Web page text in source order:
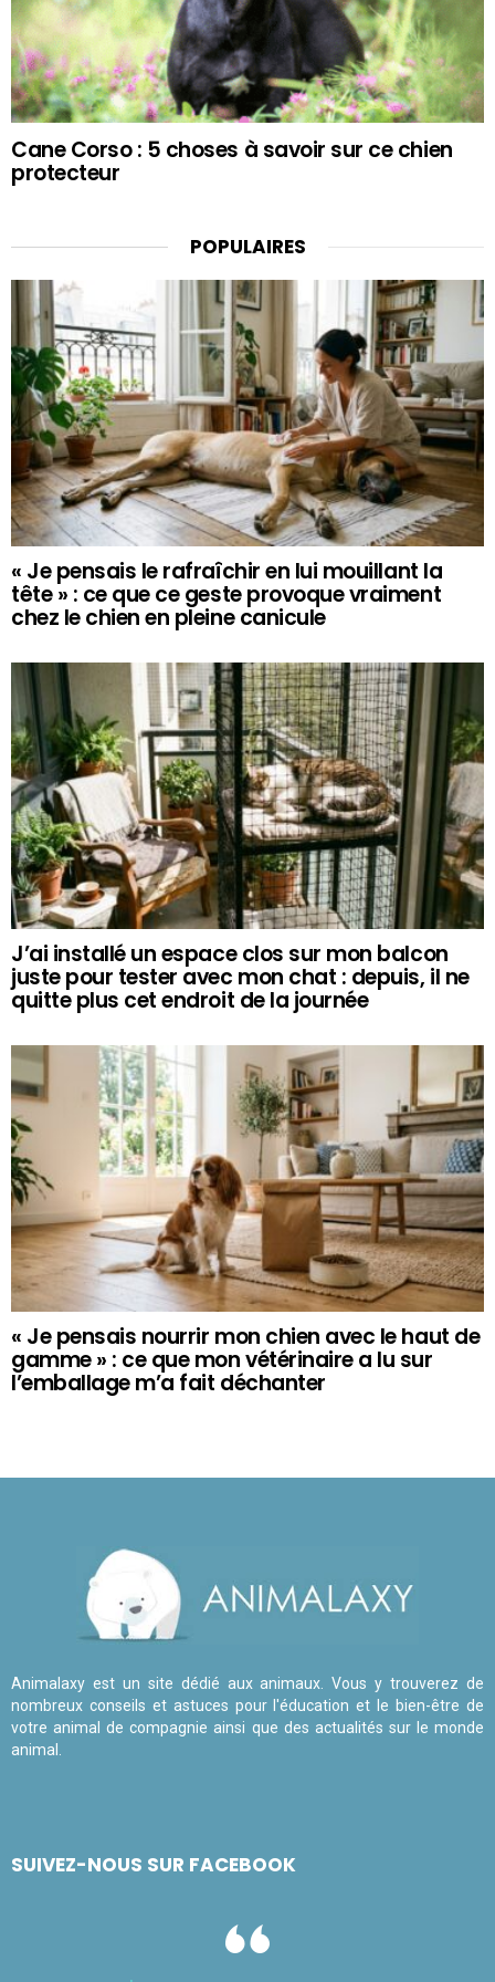
Cane Corso : 5 choses à savoir sur ce chien
protecteur
POPULAIRES
« Je pensais le rafraîchir en lui mouillant la
tête » : ce que ce geste provoque vraiment
chez le chien en pleine canicule
J’ai installé un espace clos sur mon balcon
juste pour tester avec mon chat : depuis, il ne
quitte plus cet endroit de la journée
« Je pensais nourrir mon chien avec le haut de
gamme » : ce que mon vétérinaire a lu sur
l’emballage m’a fait déchanter
Animalaxy est un site dédié aux animaux. Vous y trouverez de
nombreux conseils et astuces pour l'éducation et le bien-être de
votre animal de compagnie ainsi que des actualités sur le monde
animal.
SUIVEZ-NOUS SUR FACEBOOK